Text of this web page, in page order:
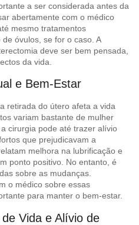
a ser considerada antes da
abertamente com o médico
mesmo tratamentos
óvulos, se for o caso. A
deve ser bem pensada,
da vida.
e Bem-Estar
retirada do útero afeta a vida
variam bastante de mulher
cirurgia pode até trazer alívio
que prejudicavam a
melhora na lubrificação e
ponto positivo. No entanto, é
sobre as mudanças.
o médico sobre essas
para manter o bem-estar.
Vida e Alívio de